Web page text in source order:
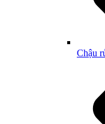
Chậu